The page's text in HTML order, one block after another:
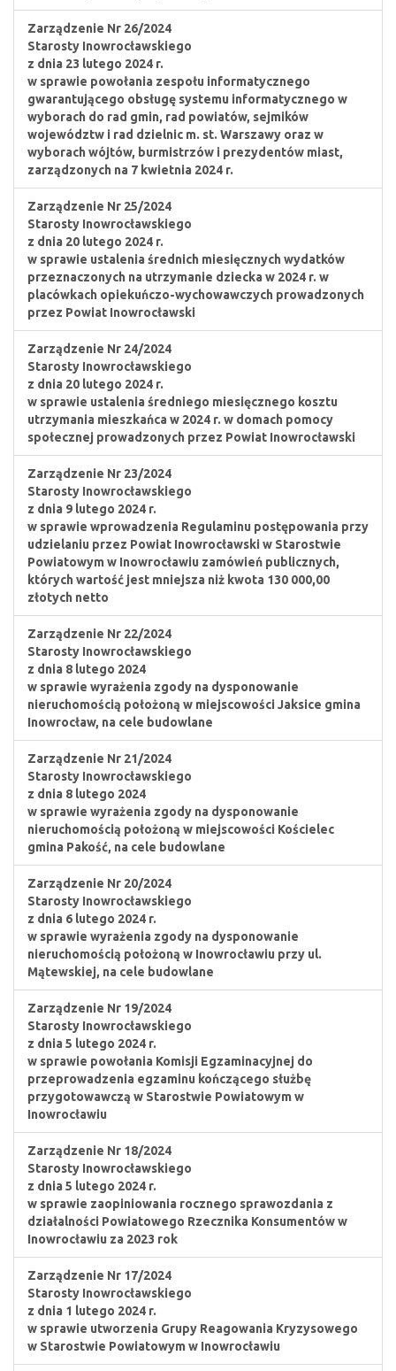
Zarządzenie Nr 26/2024
Starosty Inowrocławskiego
z dnia 23 lutego 2024 r.
w sprawie powołania zespołu informatycznego
gwarantującego obsługę systemu informatycznego w
wyborach do rad gmin, rad powiatów, sejmików
województw i rad dzielnic m. st. Warszawy oraz w
wyborach wójtów, burmistrzów i prezydentów miast,
zarządzonych na 7 kwietnia 2024 r.
Zarządzenie Nr 25/2024
Starosty Inowrocławskiego
z dnia 20 lutego 2024 r.
w sprawie ustalenia średnich miesięcznych wydatków
przeznaczonych na utrzymanie dziecka w 2024 r. w
placówkach opiekuńczo-wychowawczych prowadzonych
przez Powiat Inowrocławski
Zarządzenie Nr 24/2024
Starosty Inowrocławskiego
z dnia 20 lutego 2024 r.
w sprawie ustalenia średniego miesięcznego kosztu
utrzymania mieszkańca w 2024 r. w domach pomocy
społecznej prowadzonych przez Powiat Inowrocławski
Zarządzenie Nr 23/2024
Starosty Inowrocławskiego
z dnia 9 lutego 2024 r.
w sprawie wprowadzenia Regulaminu postępowania przy
udzielaniu przez Powiat Inowrocławski w Starostwie
Powiatowym w Inowrocławiu zamówień publicznych,
których wartość jest mniejsza niż kwota 130 000,00
złotych netto
Zarządzenie Nr 22/2024
Starosty Inowrocławskiego
z dnia 8 lutego 2024
w sprawie wyrażenia zgody na dysponowanie
nieruchomością położoną w miejscowości Jaksice gmina
Inowrocław, na cele budowlane
Zarządzenie Nr 21/2024
Starosty Inowrocławskiego
z dnia 8 lutego 2024
w sprawie wyrażenia zgody na dysponowanie
nieruchomością położoną w miejscowości Kościelec
gmina Pakość, na cele budowlane
Zarządzenie Nr 20/2024
Starosty Inowrocławskiego
z dnia 6 lutego 2024 r.
w sprawie wyrażenia zgody na dysponowanie
nieruchomością położoną w Inowrocławiu przy ul.
Mątewskiej, na cele budowlane
Zarządzenie Nr 19/2024
Starosty Inowrocławskiego
z dnia 5 lutego 2024 r.
w sprawie powołania Komisji Egzaminacyjnej do
przeprowadzenia egzaminu kończącego służbę
przygotowawczą w Starostwie Powiatowym w
Inowrocławiu
Zarządzenie Nr 18/2024
Starosty Inowrocławskiego
z dnia 5 lutego 2024 r.
w sprawie zaopiniowania rocznego sprawozdania z
działalności Powiatowego Rzecznika Konsumentów w
Inowrocławiu za 2023 rok
Zarządzenie Nr 17/2024
Starosty Inowrocławskiego
z dnia 1 lutego 2024 r.
w sprawie utworzenia Grupy Reagowania Kryzysowego
w Starostwie Powiatowym w Inowrocławiu